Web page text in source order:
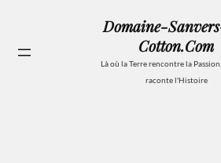
contenu
Domaine-
Cotton.com
Là où la Terre rencontre la
raconte l'Histoire